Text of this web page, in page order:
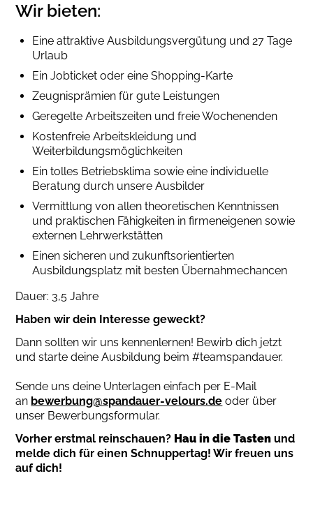
Wir bieten:
Eine attraktive Ausbildungsvergütung und 27 Tage
Urlaub
Ein Jobticket oder eine Shopping-Karte
Zeugnisprämien für gute Leistungen
Geregelte Arbeitszeiten und freie Wochenenden
Kostenfreie Arbeitskleidung und
Weiterbildungsmöglichkeiten
Ein tolles Betriebsklima sowie eine individuelle
Beratung durch unsere Ausbilder
Vermittlung von allen theoretischen Kenntnissen
und praktischen Fähigkeiten in firmeneigenen sowie
externen Lehrwerkstätten
Einen sicheren und zukunftsorientierten
Ausbildungsplatz mit besten Übernahmechancen
Dauer: 3,5 Jahre
Haben wir dein Interesse geweckt?
Dann sollten wir uns kennenlernen! Bewirb dich jetzt
und starte deine Ausbildung beim #teamspandauer.
Sende uns deine Unterlagen einfach per E-Mail
an bewerbung@spandauer-velours.de oder über
unser Bewerbungsformular.
Vorher erstmal reinschauen? Hau in die Tastenund
melde dich für einen Schnuppertag! Wir freuen uns
auf dich!